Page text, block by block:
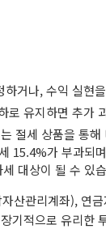
거나, 수익 실현
로 유지하면 추가
절세 상품을 통
15.4%가 부과되
대상이 될 수 있
산관리계좌), 연
기적으로 유리한